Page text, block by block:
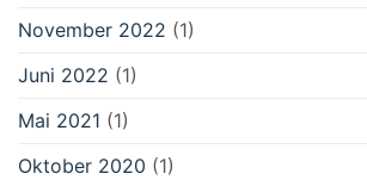
November 2022 (1)
Juni 2022 (1)
Mai 2021 (1)
Oktober 2020 (1)